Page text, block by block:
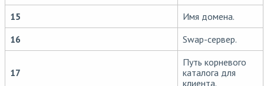
15
Имя домена.
16
Swap-сервер.
17
Путь корневого
каталога для
клиента.